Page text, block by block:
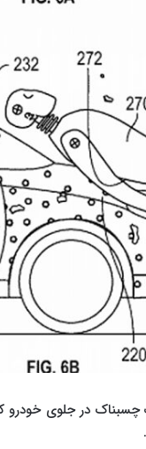
در جلوی خودرو